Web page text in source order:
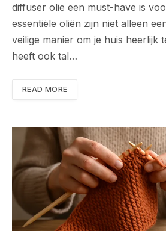
diffuser olie een must-have is
essentiële oliën zijn niet alleen
veilige manier om je huis heerlijk
heeft ook tal…
READ MORE